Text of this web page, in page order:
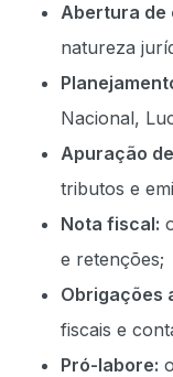
Abertura de
natureza
Nacional,
Apuração
tributos e
Nota fiscal:
e retenções;
Obrigações
fiscais e
Pró-labore: